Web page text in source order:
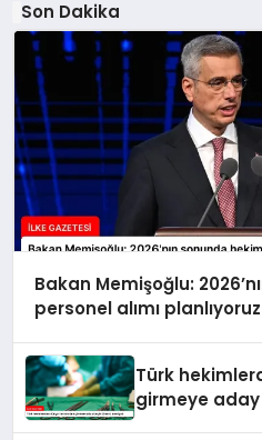
Son Dakika
Bakan Memişoğlu:
personel alımı planlıyoruz
Türk
girmeye